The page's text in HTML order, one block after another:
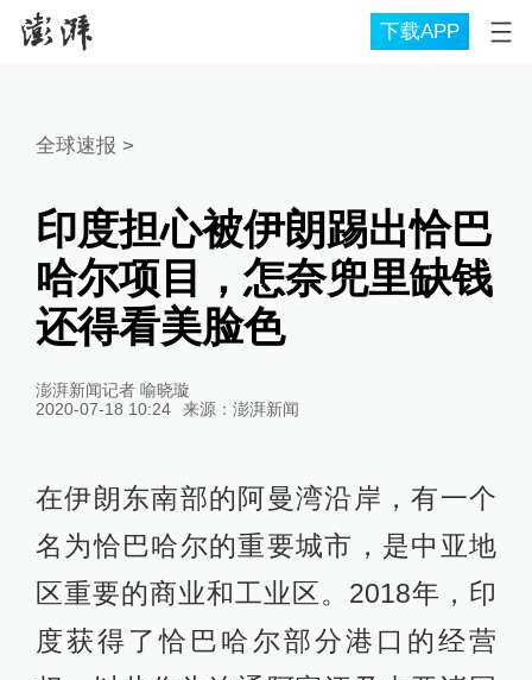
下载APP
全球速报 >
印度担心被伊朗踢出恰巴
哈尔项目，怎奈兜里缺钱
还得看美脸色
澎湃新闻记者 喻晓璇
2020-07-18 10:24
来源： 澎湃新闻
在伊朗东南部的阿曼湾沿岸，有一个
名为恰巴哈尔的重要城市，是中亚地
区重要的商业和工业区。2018年，印
度获得了恰巴哈尔部分港口的经营